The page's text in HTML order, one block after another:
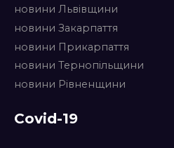
новини Львівщини
новини Закарпаття
новини Прикарпаття
новини Тернопільщини
новини Рівненщини
Covid-19